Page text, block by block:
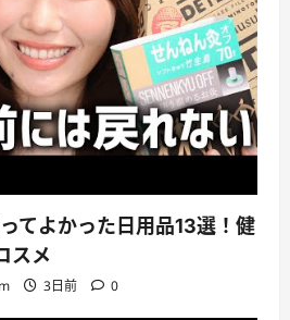
てよかった日用品13選！健
スメ
3日前 0